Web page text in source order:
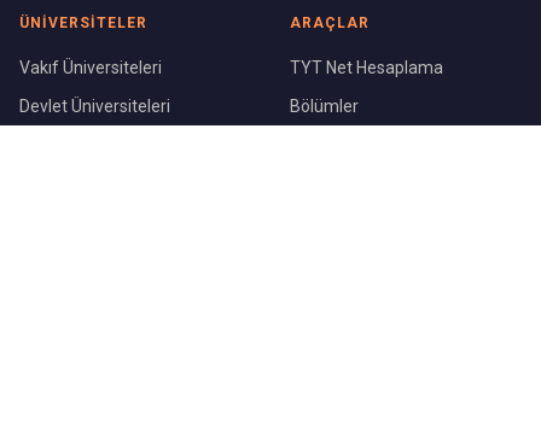
ÜNIVERSITELER
Vakıf Üniversiteleri
Devlet Üniversiteleri
ARAÇLAR
TYT Net Hesaplama
Bölümler